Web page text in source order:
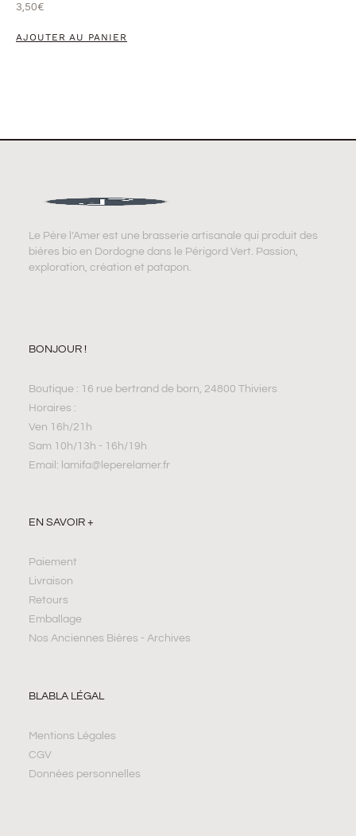
3,50€
AJOUTER AU PANIER
Le Père l’Amer est une brasserie artisanale qui produit des
bières bio en Dordogne dans le Périgord Vert. Passion,
exploration, création et patapon.
BONJOUR !
Boutique : 16 rue bertrand de born, 24800 Thiviers
Horaires :
Ven 16h/21h
Sam 10h/13h - 16h/19h
Email: lamifa@leperelamer.fr
EN SAVOIR +
Paiement
Livraison
Retours
Emballage
Nos Anciennes Bières - Archives
BLABLA LÉGAL
Mentions Légales
CGV
Données personnelles